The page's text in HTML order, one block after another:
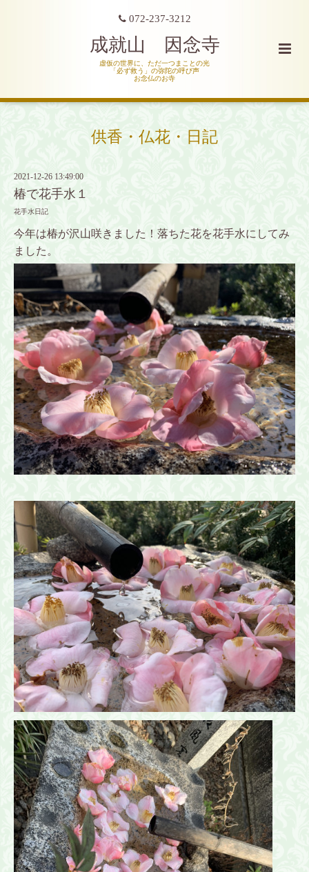
072-237-3212
成就山 因念寺
虚仮の世界に、ただ一つまことの光
「必ず救う」の弥陀の呼び声
お念仏のお寺
供香・仏花・日記
2021-12-26 13:49:00
椿で花手水１
花手水日記
今年は椿が沢山咲きました！落ちた花を花手水にしてみ
ました。